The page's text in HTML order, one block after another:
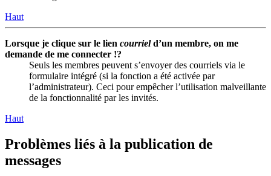
Haut
Lorsque je clique sur le lien courrield’un membre, on me
demande de me connecter !?
Seuls les membres peuvent s’envoyer des courriels via le
formulaire intégré (si la fonction a été activée par
l’administrateur). Ceci pour empêcher l’utilisation malveillante
de la fonctionnalité par les invités.
Haut
Problèmes liés à la publication de
messages